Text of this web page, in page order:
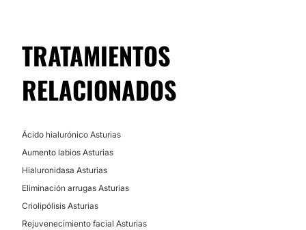
English
Español
No
Tarjeta de Crédito/Débito
Transferencia Bancaria
TRATAMIENTOS
RELACIONADOS
Ácido hialurónico Asturias
Aumento labios Asturias
Hialuronidasa Asturias
Eliminación arrugas Asturias
Criolipólisis Asturias
Rejuvenecimiento facial Asturias